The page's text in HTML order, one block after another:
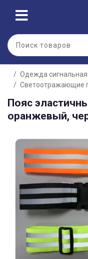
Одежда сигнальная
Светоотражающие
Пояс
оранжевый,
Для клиентов всех
Разбейте
оплатуна
без
График
Сегодня
25%
Добавляйте
в корзину